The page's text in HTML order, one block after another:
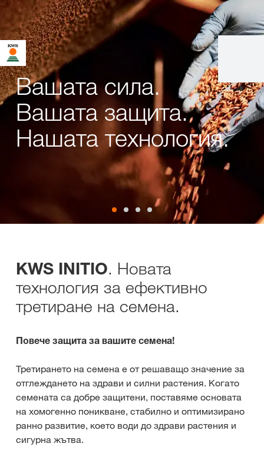
Вашата сила.
Вашата защита.
Нашата технология.
KWS INITIO. Новата
технология за ефективно
третиране на семена.
Повече защита за вашите семена!
Третирането на семена е от решаващо значение за
отглеждането на здрави и силни растения. Когато
семената са добре защитени, поставяме основата
на хомогенно поникване, стабилно и оптимизирано
ранно развитие, което води до здрави растения и
сигурна жътва.